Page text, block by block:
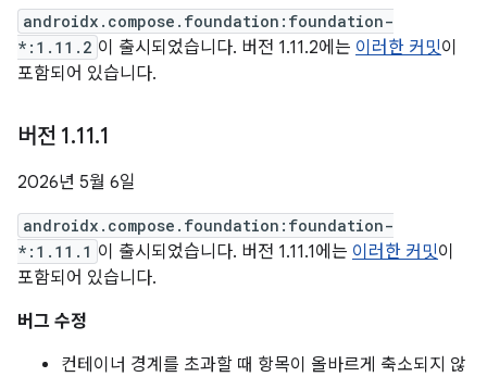
androidx.compose.foundation:foundation-
*:1.11.2 이 출시되었습니다. 버전 1.11.2에는 이러한 커밋이
포함되어 있습니다.
버전 1.11.1
2026년 5월 6일
androidx.compose.foundation:foundation-
*:1.11.1 이 출시되었습니다. 버전 1.11.1에는 이러한 커밋이
포함되어 있습니다.
버그 수정
컨테이너 경계를 초과할 때 항목이 올바르게 축소되지 않